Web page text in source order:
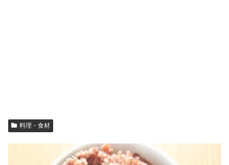
料理・食材